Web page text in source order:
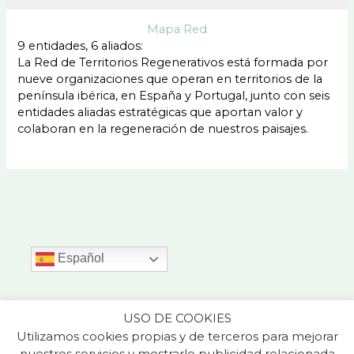
Mapa Red
9 entidades, 6 aliados:
La Red de Territorios Regenerativos está formada por
nueve organizaciones que operan en territorios de la
península ibérica, en España y Portugal, junto con seis
entidades aliadas estratégicas que aportan valor y
colaboran en la regeneración de nuestros paisajes.
Español
Política de Privacidad
Política de Cookies
USO DE COOKIES
Utilizamos cookies propias y de terceros para mejorar